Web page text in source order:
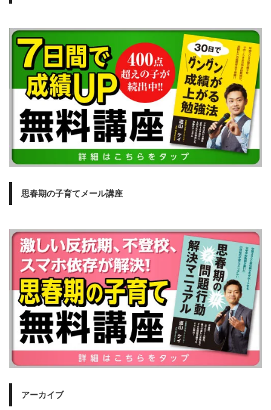
思春期の子育てメール講座
アーカイブ